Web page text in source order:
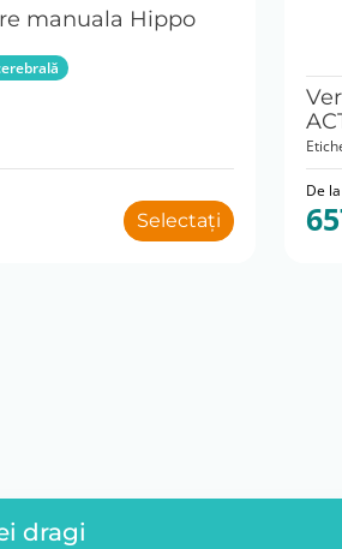
manuala Hippo
Selectați
De la
dragi